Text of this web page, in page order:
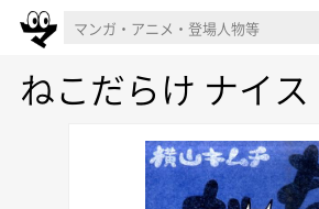
ねこだらけ ナイス